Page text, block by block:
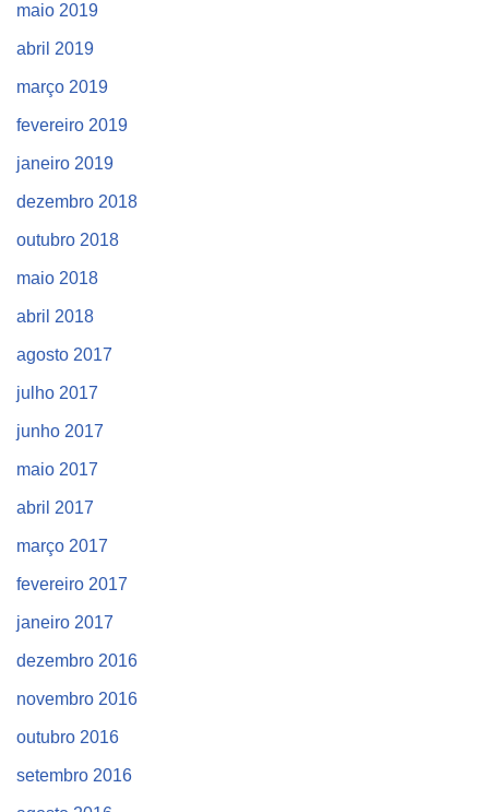
maio 2019
abril 2019
março 2019
fevereiro 2019
janeiro 2019
dezembro 2018
outubro 2018
maio 2018
abril 2018
agosto 2017
julho 2017
junho 2017
maio 2017
abril 2017
março 2017
fevereiro 2017
janeiro 2017
dezembro 2016
novembro 2016
outubro 2016
setembro 2016